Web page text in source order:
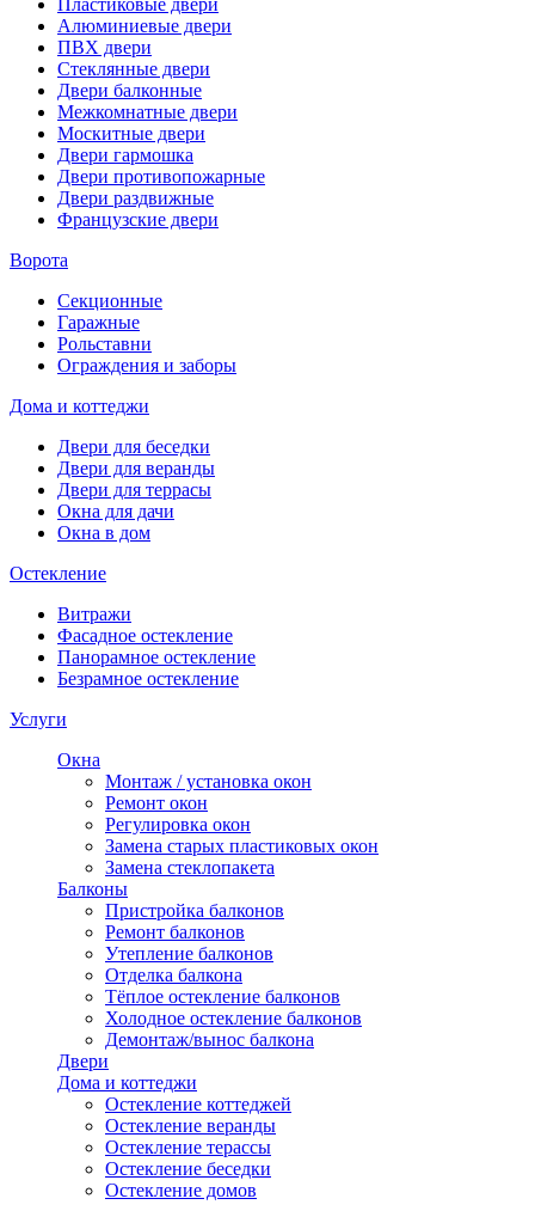
Алюминиевые двери
ПВХ двери
Стеклянные двери
Двери балконные
Межкомнатные двери
Москитные двери
Двери гармошка
Двери противопожарные
Двери раздвижные
Французские двери
Ворота
Секционные
Гаражные
Рольставни
Ограждения и заборы
Дома и коттеджи
Двери для беседки
Двери для веранды
Двери для террасы
Окна для дачи
Окна в дом
Остекление
Витражи
Фасадное остекление
Панорамное остекление
Безрамное остекление
Услуги
Окна
Монтаж / установка окон
Ремонт окон
Регулировка окон
Замена старых пластиковых окон
Замена стеклопакета
Балконы
Пристройка балконов
Ремонт балконов
Утепление балконов
Отделка балкона
Тёплое остекление балконов
Холодное остекление балконов
Демонтаж/вынос балкона
Двери
Дома и коттеджи
Остекление коттеджей
Остекление веранды
Остекление терассы
Остекление беседки
Остекление домов